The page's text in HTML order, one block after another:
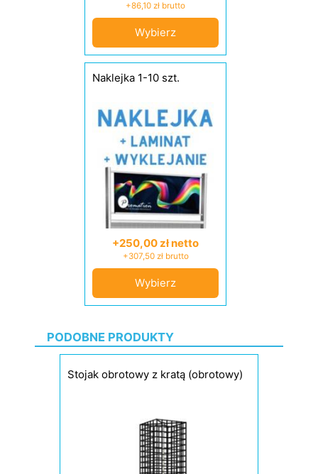
+86,10 zł brutto
Wybierz
Naklejka 1-10 szt.
+250,00 zł netto
+307,50 zł brutto
Wybierz
PODOBNE PRODUKTY
Stojak obrotowy z kratą (obrotowy)